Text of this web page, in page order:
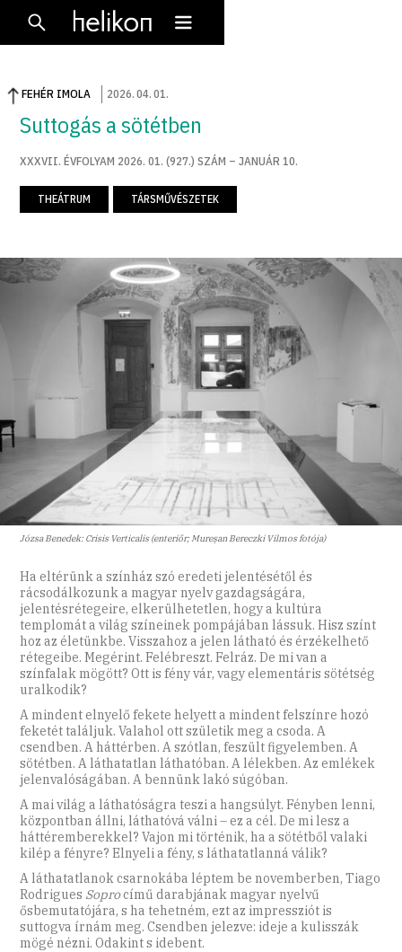
FEHÉR IMOLA 2026.04.01.
Suttogás a sötétben
XXXVII. ÉVFOLYAM 2026. 01. (927.) SZÁM – JANUÁR 10.
THEÁTRUM TÁRSMŰVÉSZETEK
Józsa Benedek: Crisis Verticalis (enteriőr; Mureșan Bereczki Vilmos fotója)
Ha eltérünk a színház szó eredeti jelentésétől és
rácsodálkozunk a magyar nyelv gazdagságára,
jelentésrétegeire, elkerülhetetlen, hogy a kultúra
templomát a világ színeinek pompájában lássuk. Hisz színt
hoz az életünkbe. Visszahoz a jelen látható és érzékelhető
rétegeibe. Megérint. Felébreszt. Felráz. De mi van a
színfalak mögött? Ott is fény vár, vagy elementáris sötétség
uralkodik?
A mindent elnyelő fekete helyett a mindent felszínre hozó
feketét találjuk. Valahol ott születik meg a csoda. A
csendben. A háttérben. A szótlan, feszült figyelemben. A
sötétben. A láthatatlan láthatóban. A lélekben. Az emlékek
jelenvalóságában. A bennünk lakó súgóban.
A mai világ a láthatóságra teszi a hangsúlyt. Fényben lenni,
központban állni, láthatóvá válni – ez a cél. De mi lesz a
háttéremberekkel? Vajon mi történik, ha a sötétből valaki
kilép a fényre? Elnyeli a fény, s láthatatlanná válik?
A láthatatlanok csarnokába léptem be novemberben, Tiago
Rodrigues Soprocímű darabjának magyar nyelvű
ősbemutatójára, s ha tehetném, ezt az impressziót is
suttogva írnám meg. Csendben jelezve: ideje a kulisszák
mögé nézni. Odakint s idebent.